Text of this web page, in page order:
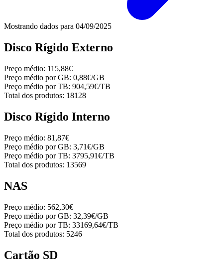
Mostrando dados para 04/09/2025
Disco Rígido Externo
Preço médio: 115,88€
Preço médio por GB: 0,88€/GB
Preço médio por TB: 904,59€/TB
Total dos produtos: 18128
Disco Rígido Interno
Preço médio: 81,87€
Preço médio por GB: 3,71€/GB
Preço médio por TB: 3795,91€/TB
Total dos produtos: 13569
NAS
Preço médio: 562,30€
Preço médio por GB: 32,39€/GB
Preço médio por TB: 33169,64€/TB
Total dos produtos: 5246
Cartão SD